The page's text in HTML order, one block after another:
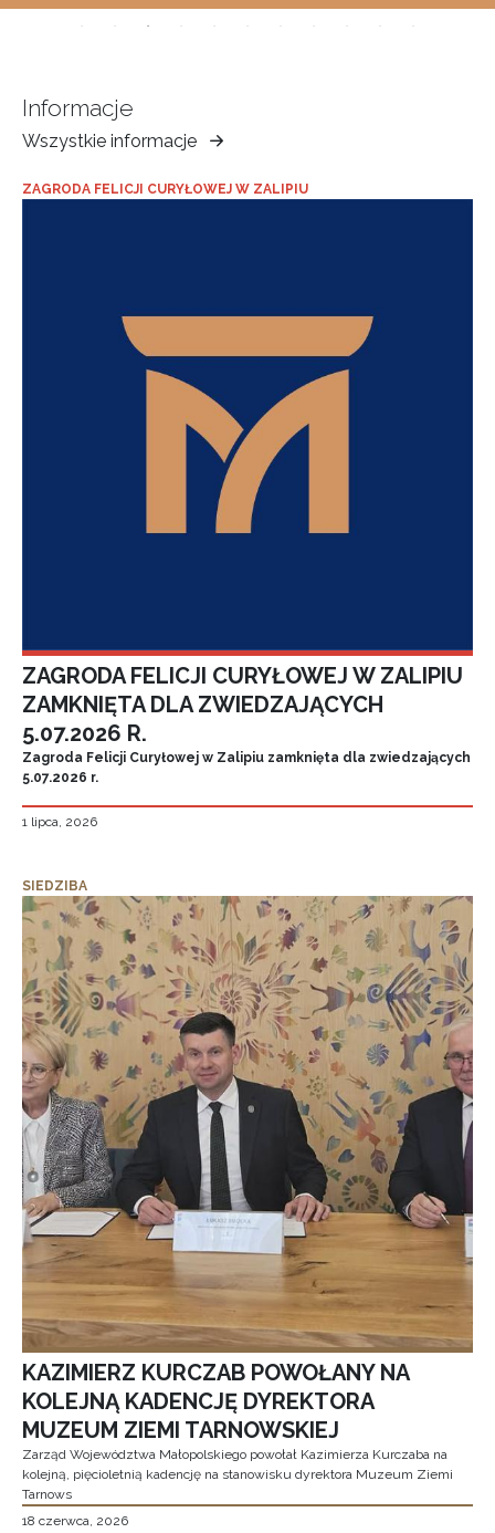
Informacje
Wszystkie informacje
Muzeum
Ziemi
Tarnowskiej
ZAGRODA FELICJI CURYŁOWEJ W ZALIPIU
ZAGRODA FELICJI CURYŁOWEJ W ZALIPIU
ZAMKNIĘTA DLA ZWIEDZAJĄCYCH
5.07.2026 R.
Zagroda Felicji Curyłowej w Zalipiu zamknięta dla zwiedzających
5.07.2026 r.
1 lipca, 2026
SIEDZIBA
KAZIMIERZ KURCZAB POWOŁANY NA
KOLEJNĄ KADENCJĘ DYREKTORA
MUZEUM ZIEMI TARNOWSKIEJ
Zarząd Województwa Małopolskiego powołał Kazimierza Kurczaba na
kolejną, pięcioletnią kadencję na stanowisku dyrektora Muzeum Ziemi
Tarnows
18 czerwca, 2026